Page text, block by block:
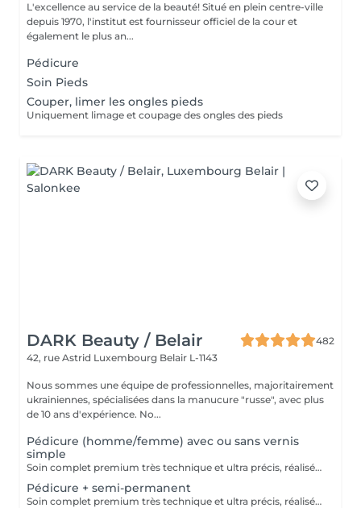
L'excellence au service de la beauté! Situé en plein centre-ville
depuis 1970, l'institut est fournisseur officiel de la cour et
également le plus an...
Pédicure
Soin Pieds
Couper, limer les ongles pieds
Uniquement limage et coupage des ongles des pieds
DARK Beauty / Belair
482
42, rue Astrid Luxembourg Belair L-1143
Nous sommes une équipe de professionnelles, majoritairement
ukrainiennes, spécialisées dans la manucure "russe", avec plus
de 10 ans d'expérience. No...
Pédicure (homme/femme) avec ou sans vernis
simple
Soin complet premium très technique et ultra précis, réalisé principalement à la ponceuse afin d'obtenir un contour d'ongle parfaitement net et une application du vernis au plus près, voire légèrement sous la cuticule. Cette technique permet de retarder visuellement la repousse d'environ 10 jours. Résultat visuel : -Ongles extrêmement soignés, contours nets, forme impeccable -Effet Instagram / photo studio : propre, précis, sans petites peaux apparentes Contenu de la prestation : -Dépose de l'ancien vernis semi-permanent (si besoin, choisissez dans cet écran svp cette option de réservation) -Préparation très minutieuse de la plaque de l'ongle -Limer les ongles -Traitement délicat des cuticules -Elimination des peaux mortes -Talons nettoyés -Application d'un vernis simple transparent (si vous le souhaitez) OU application de votre propre vernis simple (si besoin, choisissez dans cet écran svp cette option de réservation) -Application d'huile pour cuticules et de crème pour les pieds
Pédicure + semi-permanent
Soin complet premium très technique et ultra précis, réalisé principalement à la ponceuse afin d'obtenir un contour d'ongle parfaitement net et une application du vernis au plus près, voire légèrement sous la cuticule. Cette technique permet de retarder visuellement la repousse d'environ 10 jours. Résultat visuel : -Ongles extrêmement soignés, contours nets, forme impeccable -Effet Instagram / photo studio : propre, précis, sans petites peaux apparentes Une solution parfaite pour des ongles impeccables et durables : -Tenue moyenne : Jusqu'à 6 semaines !!!! Contenu de la prestation : -Dépose de l'ancien vernis semi-permanent (si besoin, déjà inclus dans ce prix/service) -Préparation très minutieuse de la plaque de l'ongle -Limer les ongles -Traitement délicat des cuticules -Elimination des peaux mortes -Talons nettoyés -Application du vernis semi-permanent -Application d'huile pour cuticules et de crème pour les pieds Optionnel : -Prix par ongle pour décoration jusqu'à 5 ongles (réservez svp "AVEC décoration simple" dans ce cas) +3€ par ongle -Prix pour décoration simple (French, Chrome, Baby Boomer, Cat Eyes, Stickers, Foil) 6-10 ongles -> +20€ -Prix pour décoration complexe (3D, Dessins à la mains, Stamping, French avec Chrome, Baby Boomer avec Chrome, French avec Cat Eyes) 6-10 ongles -> +30€ -Extension/reconstruction de maximum 2 ongles (réservez svp "AVEC extension/reconstruction" dans ce cas) +10€ par ongle